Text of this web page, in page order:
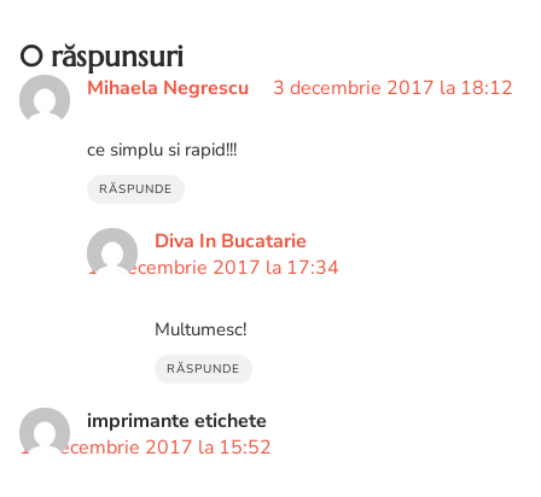
0 răspunsuri
Mihaela Negrescu 3 decembrie 2017 la 18:12
ce simplu si rapid!!!
RĂSPUNDE
Diva In Bucatarie
12 decembrie 2017 la 17:34
Multumesc!
RĂSPUNDE
imprimante etichete
13 decembrie 2017 la 15:52